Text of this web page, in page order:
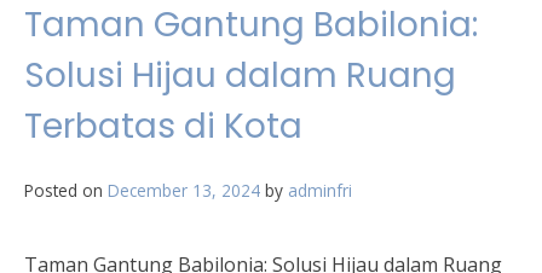
Taman Gantung Babilonia:
Solusi Hijau dalam Ruang
Terbatas di Kota
Posted on December 13, 2024 by adminfri
Taman Gantung Babilonia: Solusi Hijau dalam Ruang